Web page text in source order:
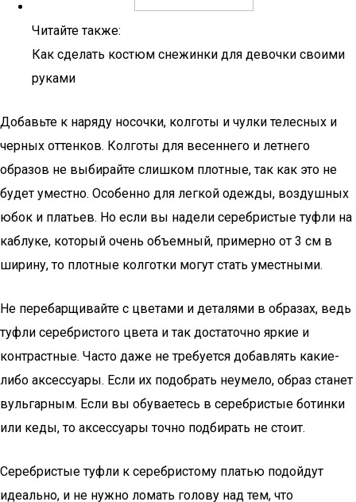
Читайте также:
Как сделать костюм снежинки для девочки своими
руками
Добавьте к наряду носочки, колготы и чулки телесных и
черных оттенков. Колготы для весеннего и летнего
образов не выбирайте слишком плотные, так как это не
будет уместно. Особенно для легкой одежды, воздушных
юбок и платьев. Но если вы надели серебристые туфли на
каблуке, который очень объемный, примерно от 3 см в
ширину, то плотные колготки могут стать уместными.
Не перебарщивайте с цветами и деталями в образах, ведь
туфли серебристого цвета и так достаточно яркие и
контрастные. Часто даже не требуется добавлять какие-
либо аксессуары. Если их подобрать неумело, образ станет
вульгарным. Если вы обуваетесь в серебристые ботинки
или кеды, то аксессуары точно подбирать не стоит.
Серебристые туфли к серебристому платью подойдут
идеально, и не нужно ломать голову над тем, что